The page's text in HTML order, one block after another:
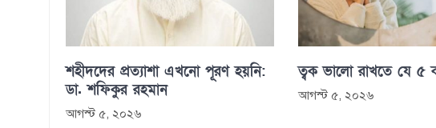
শহীদদের প্রত্যাশা এখনো পূরণ হয়নি:
ডা. শফিকুর রহমান
আগস্ট ৫, ২০২৬
ত্বক ভালো রাখতে যে ৫
আগস্ট ৫, ২০২৬